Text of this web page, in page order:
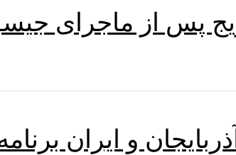
پس از ماجرای
و ایران